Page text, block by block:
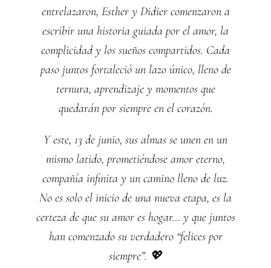
entrelazaron, Esther y Didier comenzaron a
escribir una historia guiada por el amor, la
complicidad y los sueños compartidos. Cada
paso juntos fortaleció un lazo único, lleno de
ternura, aprendizaje y momentos que
quedarán por siempre en el corazón.
Y este, 13 de junio, sus almas se unen en un
mismo latido, prometiéndose amor eterno,
compañía infinita y un camino lleno de luz.
No es solo el inicio de una nueva etapa, es la
certeza de que su amor es hogar… y que juntos
han comenzado su verdadero “felices por
siempre”. 💖